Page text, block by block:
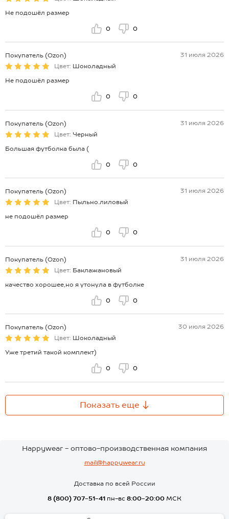
Не подошёл размер
0 0
Покупатель (Ozon)
31 июля 2026
Цвет: Шоколадный
Не подошёл размер
0 0
Покупатель (Ozon)
31 июля 2026
Цвет: Черный
Большая футболка была (
0 0
Покупатель (Ozon)
31 июля 2026
Цвет: Пыльно.лиловый
не подошёл размер
0 0
Покупатель (Ozon)
31 июля 2026
Цвет: Баклажановый
качество хорошее,но я утонула в футболке
0 0
Покупатель (Ozon)
30 июля 2026
Цвет: Шоколадный
Уже третий такой комплект)
0 0
Показать еще
Happywear - оптово-производственная компания
mail@happywear.ru
Доставка по всей России
8 (800) 707-51-41 пн-вс 8:00-20:00 МСК